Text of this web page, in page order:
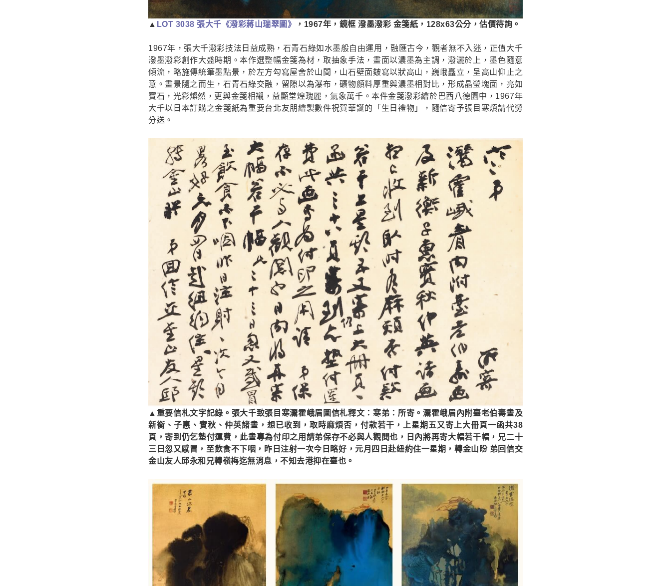
▲ LOT 3038 張大千《潑彩蔣山瑞翠圖》 ，1967年，鏡框 潑墨潑彩 金箋紙，128x63公分，估價待詢。
1967年，張大千潑彩技法日益成熟，石青石綠如水墨般自由運用，融匯古今，觀者無不入迷，正值大千
潑墨潑彩創作大盛時期。本作選整幅金箋為材，取抽象手法，畫面以濃墨為主調，潑灑於上，墨色隨意
傾流，略施傳統筆墨點景，於左方勾寫屋舍於山間，山石壁面皴寫以狀高山，巍峨矗立，呈高山仰止之
意。畫景隨之而生，石青石綠交融，留隙以為瀑布，礦物顏料厚重與濃墨相對比，形成晶瑩塊面，亮如
寶石，光彩燦然，更與金箋相襯，益顯堂煌瑰麗，氣象萬千。本件金箋潑彩繪於巴西八德園中，1967年
大千以日本訂購之金箋紙為重要台北友朋繪製數件祝賀華誕的「生日禮物」，隨信寄予張目寒煩請代勞
分送。
▲重要信札文字記錄。張大千致張目寒灊霍峨眉圖信札釋文：寒弟：所寄。灊霍峨眉內附臺老伯壽畫及
新衡、子惠、實秋、仲英諸畫，想已收到，取時麻煩否，付款若干，上星期五又寄上大冊頁一函共38
頁，寄到仍乞墊付運費，此畫專為付印之用請弟保存不必與人觀閱也，日內將再寄大幅若干幅，兄二十
三日忽又感冒，至飲食不下咽，昨日注射一次今日略好，元月四日赴紐約住一星期，轉金山盼 弟回信交
金山友人邱永和兄轉嶺梅迄無消息，不知去港抑在臺也。